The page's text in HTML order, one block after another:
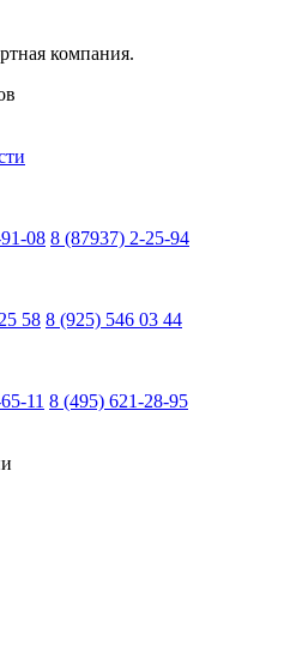
компания.
08 8 (87937) 2-25-94
58 8 (925) 546 03 44
11 8 (495) 621-28-95